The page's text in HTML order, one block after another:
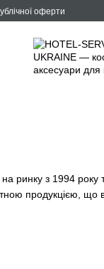
оферти
ринку з 1994 року
продукцією, що